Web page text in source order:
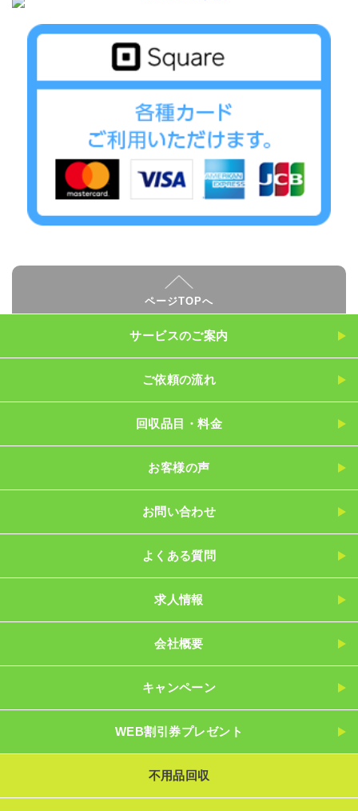
ページTOPへ
サービスのご案内
ご依頼の流れ
回収品目・料金
お客様の声
お問い合わせ
よくある質問
求人情報
会社概要
キャンペーン
WEB割引券プレゼント
不用品回収